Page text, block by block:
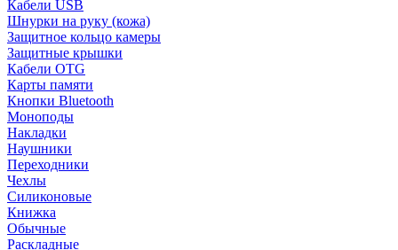
Кабели USB
Шнурки на руку (кожа)
Защитное кольцо камеры
Защитные крышки
Кабели OTG
Карты памяти
Кнопки Bluetooth
Моноподы
Накладки
Наушники
Переходники
Чехлы
Силиконовые
Книжка
Обычные
Раскладные